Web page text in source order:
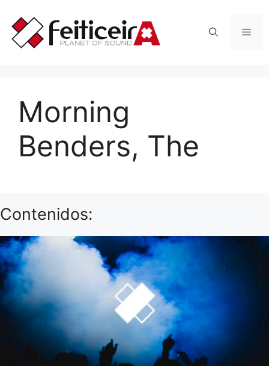
contenido
Morning
Benders, The
Contenidos: